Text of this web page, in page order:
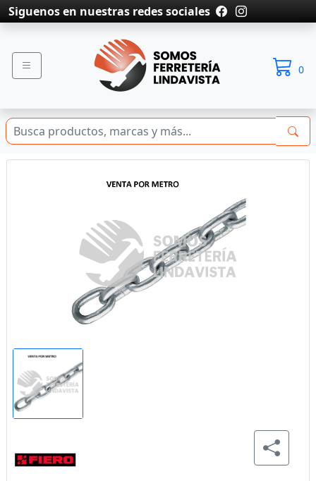
Siguenos en nuestras redes sociales
0